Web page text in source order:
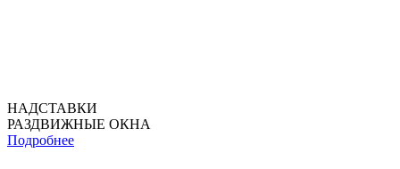
НАДСТАВКИ
РАЗДВИЖНЫЕ ОКНА
Подробнее